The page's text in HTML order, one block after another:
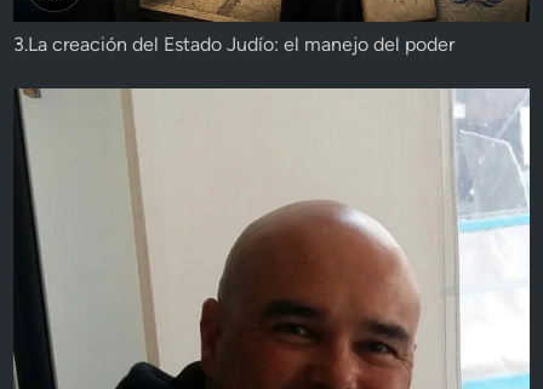
3.La creación del Estado Judío: el manejo del poder